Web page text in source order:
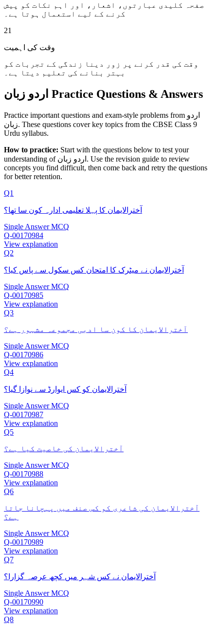
صفحہ کلیدی عبارتوں، اشعار، اور اہم نکات کو پیش
کرنے کے لیے استعمال ہوتا ہے۔
21
وقت کی اہمیت
وقت کی قدر کرنے پر زور دینا زندگی کے تجربات کو
بہتر بنانے کی تعلیم دیتا ہے۔
اردو زبان Practice Questions & Answers
Practice important questions and exam-style problems from اردو
زبان. These questions cover key topics from the CBSE Class 9
Urdu syllabus.
How to practice: Start with the questions below to test your
understanding of اردو زبان . Use the revision guide to review
concepts you find difficult, then come back and retry the questions
for better retention.
Q1
آخترالایمان کا پہلا تعلیمی ادارہ کون سا تھا؟
Single Answer MCQ
Q-00170984
View explanation
Q2
آخترالایمان نے میٹرک کا امتحان کس سکول سے پاس کیا؟
Single Answer MCQ
Q-00170985
View explanation
Q3
آخترالایمان کا کون سا ادبی مجموعہ مشہور ہے؟
Single Answer MCQ
Q-00170986
View explanation
Q4
آخترالایمان کو کس ایوارڈ سے نوازا گیا؟
Single Answer MCQ
Q-00170987
View explanation
Q5
آخترالایمان کی خاصیت کیا ہے؟
Single Answer MCQ
Q-00170988
View explanation
Q6
آخترالایمان کی شاعری کو کس صنف میں پہچانا جاتا
ہے؟
Single Answer MCQ
Q-00170989
View explanation
Q7
آخترالایمان نے کس شہر میں کچھ عرصہ گزارا؟
Single Answer MCQ
Q-00170990
View explanation
Q8